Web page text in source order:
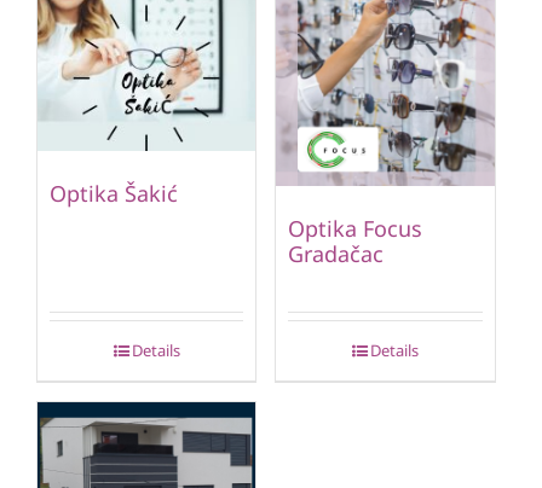
Optika Šakić
Details
Optika Focus
Gradačac
Details